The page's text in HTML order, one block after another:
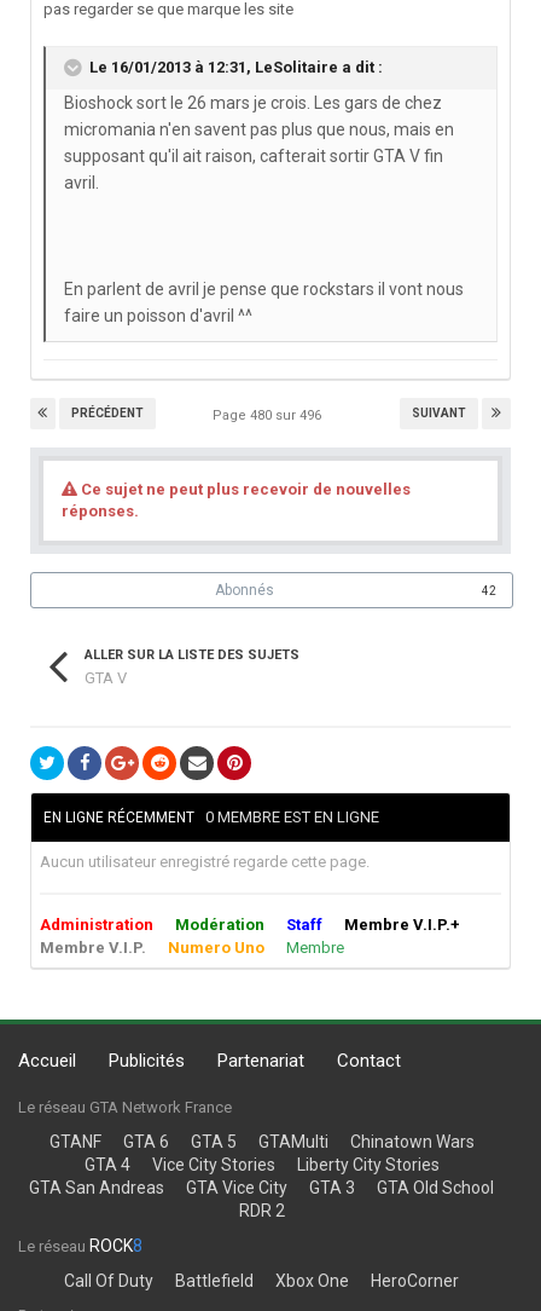
pas regarder se que marque les site
Le 16/01/2013 à 12:31, LeSolitaire a dit :
Bioshock sort le 26 mars je crois. Les gars de chez
micromania n'en savent pas plus que nous, mais en
supposant qu'il ait raison, cafterait sortir GTA V fin
avril.
En parlent de avril je pense que rockstars il vont nous
faire un poisson d'avril ^^
PRÉCÉDENT SUIVANT
Page 480 sur 496
Ce sujet ne peut plus recevoir de nouvelles
réponses.
Abonnés 42
ALLER SUR LA LISTE DES SUJETS
GTA V
EN LIGNE RÉCEMMENT 0 MEMBRE EST EN LIGNE
Aucun utilisateur enregistré regarde cette page.
Administration Modération Staff
Membre V.I.P.+
Membre V.I.P.
Numero Uno Membre
Accueil Publicités Partenariat Contact
Le réseau GTA Network France
GTANF GTA 6 GTA 5 GTAMulti
Chinatown Wars
GTA 4
Vice City Stories
Liberty City Stories
GTA San Andreas
GTA Vice City GTA 3
GTA Old School
RDR 2
Le réseau ROCK8
Call Of Duty
Battlefield Xbox One HeroCorner